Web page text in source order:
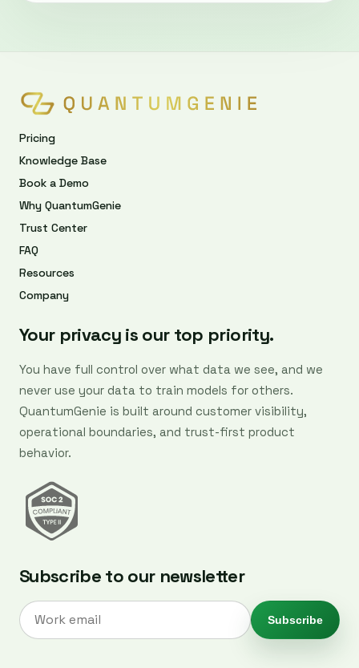
Pricing
Knowledge Base
Book a Demo
Why QuantumGenie
Trust Center
FAQ
Resources
Company
Your privacy is our top priority.
You have full control over what data we see, and we
never use your data to train models for others.
QuantumGenie is built around customer visibility,
operational boundaries, and trust-first product
behavior.
Subscribe to our newsletter
Subscribe